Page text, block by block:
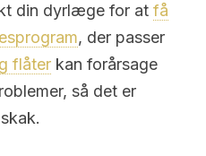
din dyrlæge for at få
, der passer
flåter kan forårsage
så det er